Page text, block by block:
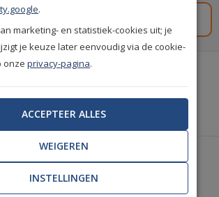
vanaf € 35,-
(30 dagen)
betalen
888 3671 | Start met chatten
.
marketing- en statistiek-cookies uit; je
je keuze later eenvoudig via de cookie-
onzeprivacy-pagina.
ACCEPTEER ALLES
WEIGEREN
INSTELLINGEN